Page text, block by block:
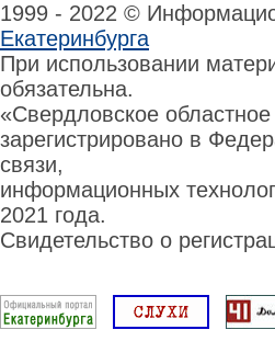
1999 - 2022 ©
Екатеринбурга
При использовании
обязательна.
«Свердловское
зарегистрировано в
связи,
информационных
2021 года.
Свидетельство о